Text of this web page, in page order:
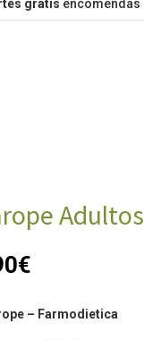
grátis encomendas
Adultos
€
– Farmodietica